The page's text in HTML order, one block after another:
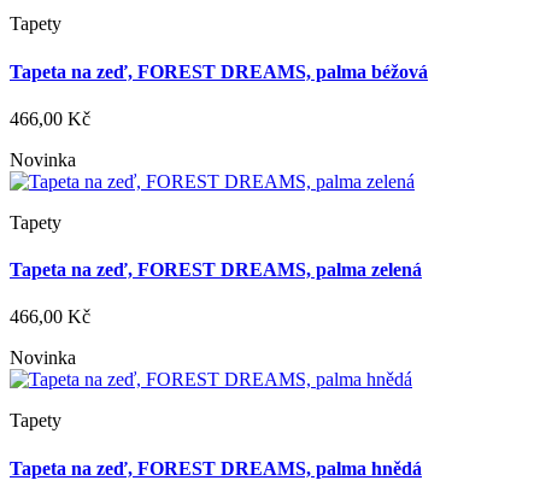
Tapety
Tapeta na zeď, FOREST DREAMS, palma béžová
466,00 Kč
Novinka
Tapety
Tapeta na zeď, FOREST DREAMS, palma zelená
466,00 Kč
Novinka
Tapety
Tapeta na zeď, FOREST DREAMS, palma hnědá